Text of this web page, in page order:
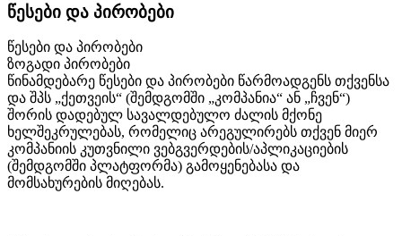
წესები და პირობები
წესები და პირობები
ზოგადი პირობები
წინამდებარე წესები და პირობები წარმოადგენს თქვენსა
და შპს „ქეთვეის“ (შემდგომში „კომპანია“ ან „ჩვენ“)
შორის დადებულ სავალდებულო ძალის მქონე
ხელშეკრულებას, რომელიც არეგულირებს თქვენ მიერ
კომპანიის კუთვნილი ვებგვერდების/აპლიკაციების
(შემდგომში პლატფორმა) გამოყენებასა და
მომსახურების მიღებას.